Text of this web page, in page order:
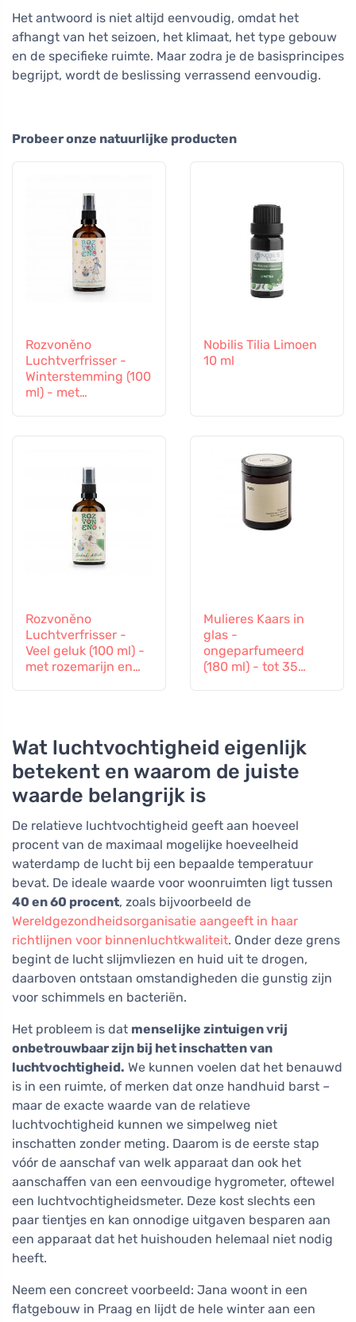
Het antwoord is niet altijd eenvoudig, omdat het
afhangt van het seizoen, het klimaat, het type gebouw
en de specifieke ruimte. Maar zodra je de basisprincipes
begrijpt, wordt de beslissing verrassend eenvoudig.
Probeer onze natuurlijke producten
Rozvoněno
Luchtverfrisser -
Winterstemming (100
ml) - met
Nobilis Tilia Limoen
10 ml
Rozvoněno
Luchtverfrisser -
Veel geluk (100 ml) -
met rozemarijn en
Mulieres Kaars in
glas -
ongeparfumeerd
(180 ml) - tot 35
Wat luchtvochtigheid eigenlijk
betekent en waarom de juiste
waarde belangrijk is
De relatieve luchtvochtigheid geeft aan hoeveel
procent van de maximaal mogelijke hoeveelheid
waterdamp de lucht bij een bepaalde temperatuur
bevat. De ideale waarde voor woonruimten ligt tussen
40 en 60 procent, zoals bijvoorbeeld de
Wereldgezondheidsorganisatie aangeeft in haar
richtlijnen voor binnenluchtkwaliteit. Onder deze grens
begint de lucht slijmvliezen en huid uit te drogen,
daarboven ontstaan omstandigheden die gunstig zijn
voor schimmels en bacteriën.
Het probleem is dat menselijke zintuigen vrij
onbetrouwbaar zijn bij het inschatten van
luchtvochtigheid. We kunnen voelen dat het benauwd
is in een ruimte, of merken dat onze handhuid barst –
maar de exacte waarde van de relatieve
luchtvochtigheid kunnen we simpelweg niet
inschatten zonder meting. Daarom is de eerste stap
vóór de aanschaf van welk apparaat dan ook het
aanschaffen van een eenvoudige hygrometer, oftewel
een luchtvochtigheidsmeter. Deze kost slechts een
paar tientjes en kan onnodige uitgaven besparen aan
een apparaat dat het huishouden helemaal niet nodig
heeft.
Neem een concreet voorbeeld: Jana woont in een
flatgebouw in Praag en lijdt de hele winter aan een